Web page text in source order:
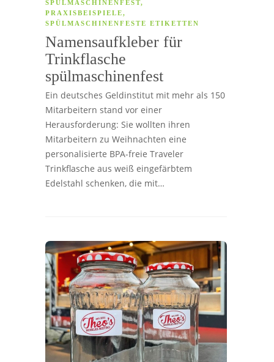
SPÜLMASCHINENFEST,
PRAXISBEISPIELE,
SPÜLMASCHINENFESTE ETIKETTEN
Namensaufkleber für
Trinkflasche
spülmaschinenfest
Ein deutsches Geldinstitut mit mehr als 150
Mitarbeitern stand vor einer
Herausforderung: Sie wollten ihren
Mitarbeitern zu Weihnachten eine
personalisierte BPA-freie Traveler
Trinkflasche aus weiß eingefärbtem
Edelstahl schenken, die mit…